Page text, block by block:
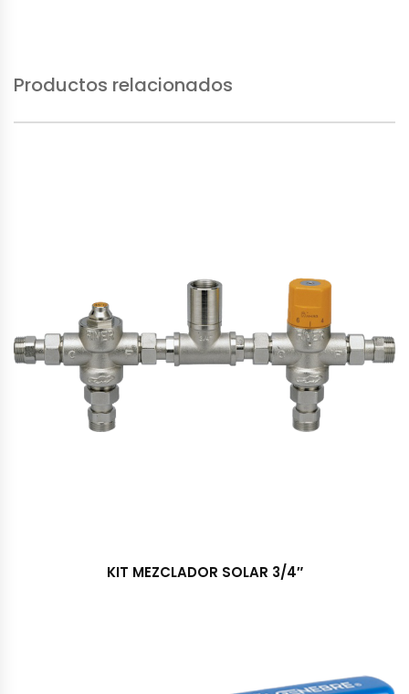
Productos relacionados
KIT MEZCLADOR SOLAR 3/4″